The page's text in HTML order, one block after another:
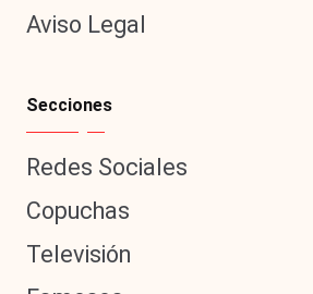
Aviso Legal
Secciones
Redes Sociales
Copuchas
Televisión